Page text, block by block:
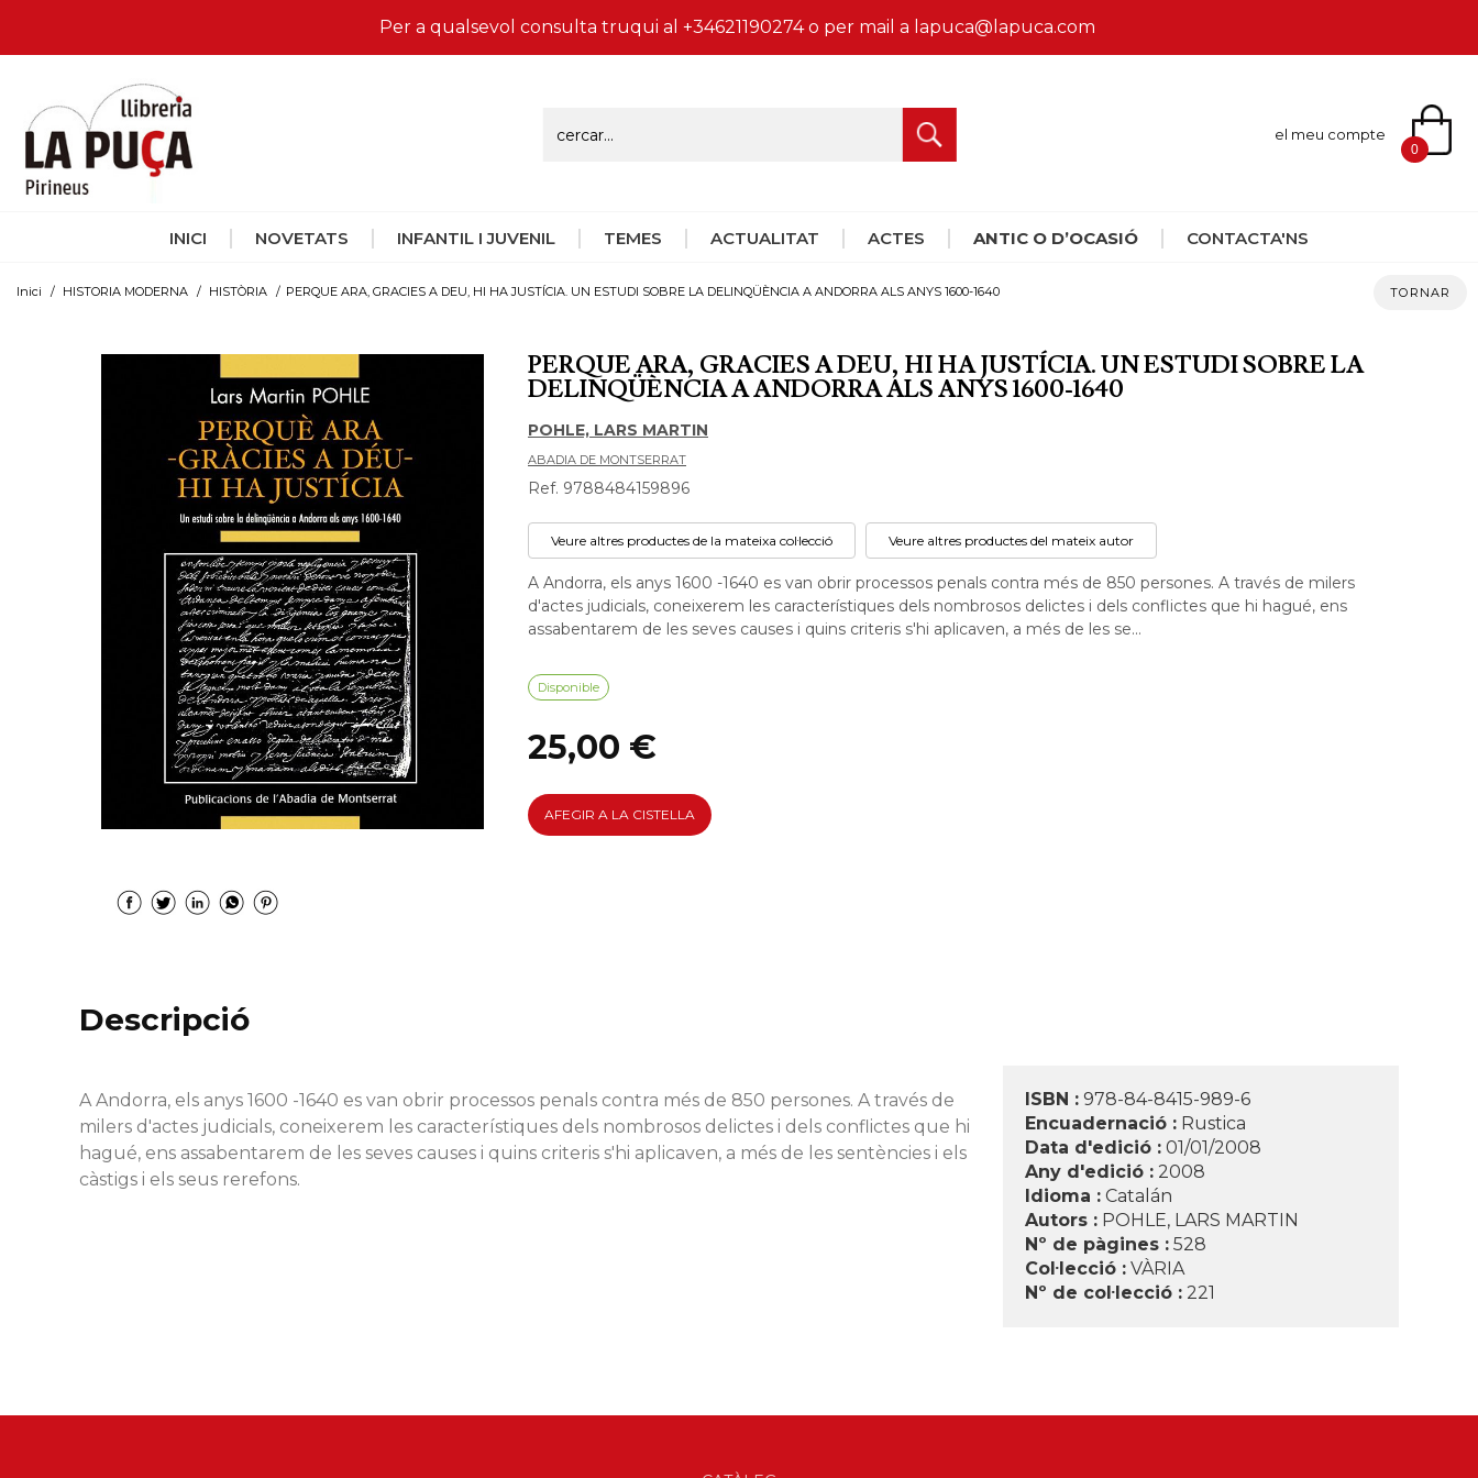
Per a qualsevol consulta truqui al +34621190274 o per mail a lapuca@lapuca.com
el meu compte
0
INICI NOVETATS INFANTIL I JUVENIL TEMES ACTUALITAT ACTES ANTIC O D’OCASIÓ CONTACTA'NS
Inici / HISTORIA MODERNA / HISTÒRIA / PERQUE ARA, GRACIES A DEU, HI HA JUSTÍCIA. UN ESTUDI SOBRE LA DELINQÜÈNCIA A ANDORRA ALS ANYS 1600-1640 TORNAR
PERQUE ARA, GRACIES A DEU, HI HA JUSTÍCIA. UN ESTUDI SOBRE LA
DELINQÜÈNCIA A ANDORRA ALS ANYS 1600-1640
POHLE, LARS MARTIN
ABADIA DE MONTSERRAT
Ref. 9788484159896
Veure altres productes de la mateixa col·lecció Veure altres productes del mateix autor
A Andorra, els anys 1600 -1640 es van obrir processos penals contra més de 850 persones. A través de milers
d'actes judicials, coneixerem les característiques dels nombrosos delictes i dels conflictes que hi hagué, ens
assabentarem de les seves causes i quins criteris s'hi aplicaven, a més de les se...
Disponible
25,00 €
AFEGIR A LA CISTELLA
Descripció
ISBN : 978-84-8415-989-6
Encuadernació : Rustica
Data d'edició : 01/01/2008
Any d'edició : 2008
Idioma : Catalán
Autors : POHLE, LARS MARTIN
Nº de pàgines : 528
Col·lecció : VÀRIA
Nº de col·lecció : 221
A Andorra, els anys 1600 -1640 es van obrir processos penals contra més de 850 persones. A través de
milers d'actes judicials, coneixerem les característiques dels nombrosos delictes i dels conflictes que hi
hagué, ens assabentarem de les seves causes i quins criteris s'hi aplicaven, a més de les sentències i els
càstigs i els seus rerefons.